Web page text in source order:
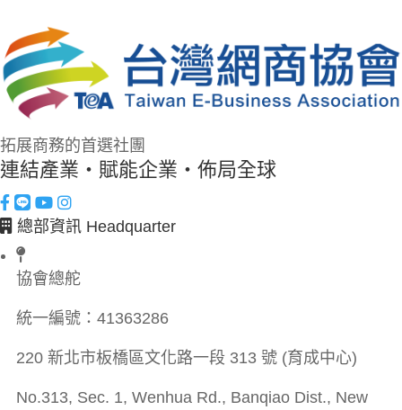
拓展商務的首選社團
連結產業・賦能企業・佈局全球
總部資訊 Headquarter
協會總舵
統一編號： 41363286
220 新北市板橋區文化路一段 313 號 (育成中心)
No.313, Sec. 1, Wenhua Rd., Banqiao Dist., New